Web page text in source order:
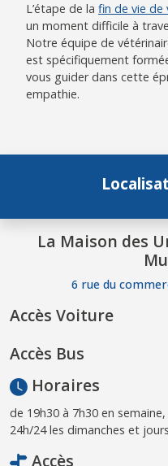
L’étape de la fin de vie de
un moment difficile à
Notre équipe de
est spécifiquement
vous guider dans cette
empathie.
La Maison des
6 rue du
Accès Voiture
Accès Bus
Horaires
de 19h30 à 7h30 en
24h/24 les dimanches et
Accès